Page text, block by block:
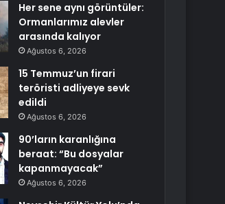
Her sene aynı görüntüler:
Ormanlarımız alevler
arasında kalıyor
Ağustos 6, 2026
15 Temmuz’un firari
teröristi adliyeye sevk
edildi
Ağustos 6, 2026
90’ların karanlığına
beraat: “Bu dosyalar
kapanmayacak”
Ağustos 6, 2026